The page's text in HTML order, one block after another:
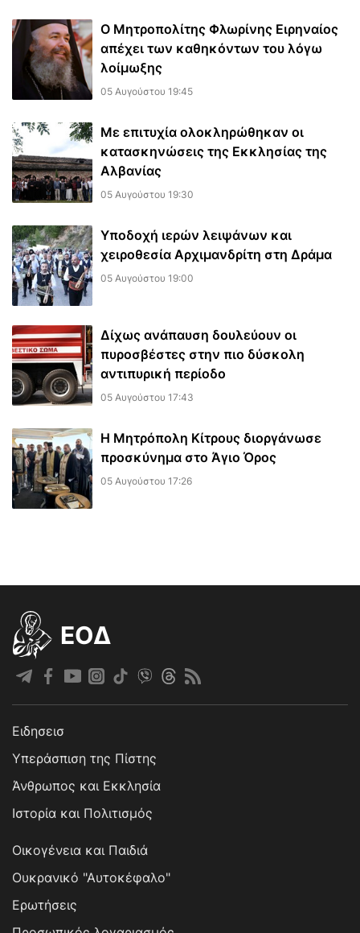
Ο Μητροπολίτης Φλωρίνης Ειρηναίος
απέχει των καθηκόντων του λόγω
λοίμωξης
05 Αυγούστου 19:45
Με επιτυχία ολοκληρώθηκαν οι
κατασκηνώσεις της Εκκλησίας της
Αλβανίας
05 Αυγούστου 19:30
Υποδοχή ιερών λειψάνων και
χειροθεσία Αρχιμανδρίτη στη Δράμα
05 Αυγούστου 19:00
Δίχως ανάπαυση δουλεύουν οι
πυροσβέστες στην πιο δύσκολη
αντιπυρική περίοδο
05 Αυγούστου 17:43
Η Μητρόπολη Κίτρους διοργάνωσε
προσκύνημα στο Άγιο Όρος
05 Αυγούστου 17:26
EOΔ
Ειδησεισ
Υπεράσπιση της Πίστης
Άνθρωπος και Εκκλησία
Ιστορία και Πολιτισμός
Οικογένεια και Παιδιά
Ουκρανικό "Αυτοκέφαλο"
Ερωτήσεις